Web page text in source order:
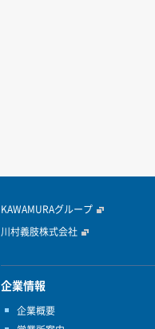
KAWAMURAグループ
川村義肢株式会社
企業情報
企業概要